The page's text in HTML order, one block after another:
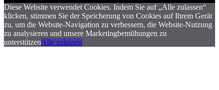
Diese Website verwendet Cookies. Indem Sie auf „Alle zulassen“
klicken, stimmen Sie der Speicherung von Cookies auf Ihrem Gerät
zu, um die Website-Navigation zu verbessern, die Website-Nutzung
zu analysieren und unsere Marketingbemühungen zu
unterstützenAlle zulassen